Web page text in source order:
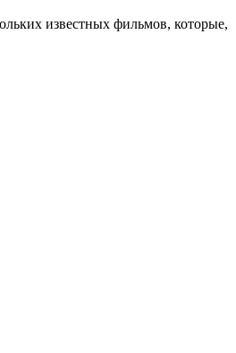
известных фильмов, которые,